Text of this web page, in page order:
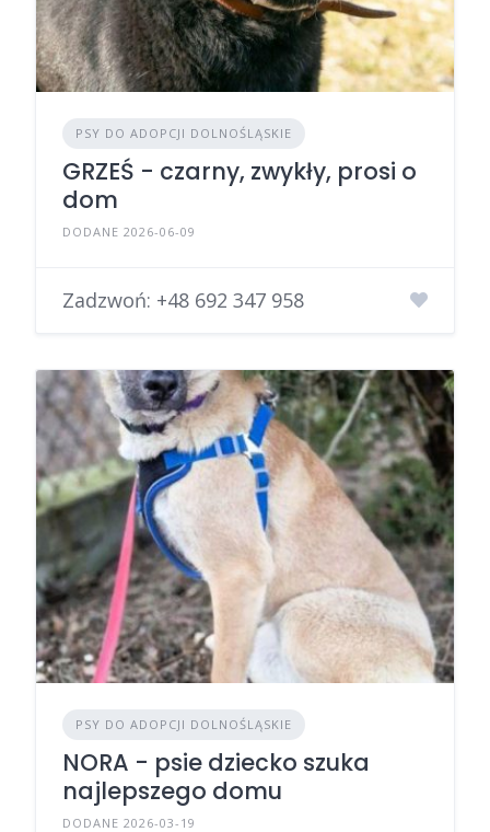
PSY DO ADOPCJI DOLNOŚLĄSKIE
GRZEŚ - czarny, zwykły, prosi o
dom
DODANE 2026-06-09
Zadzwoń: +48 692 347 958
PSY DO ADOPCJI DOLNOŚLĄSKIE
NORA - psie dziecko szuka
najlepszego domu
DODANE 2026-03-19